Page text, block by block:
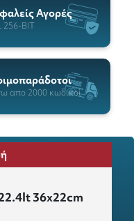
Αγορές
256-BIT
απο 2000 κωδικοί
36x22cm